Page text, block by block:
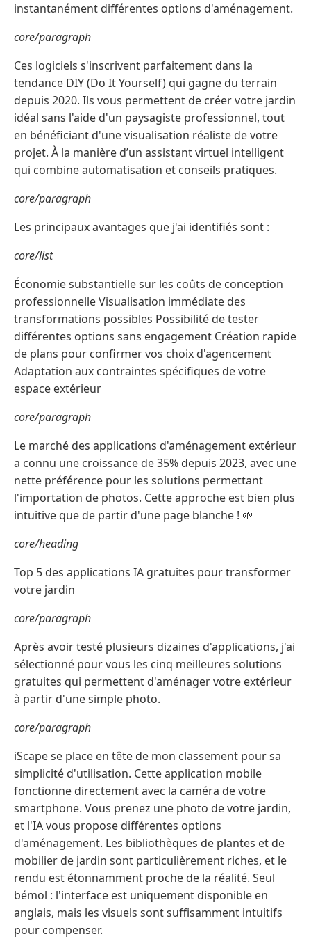
instantanément différentes options d'aménagement.
core/paragraph
Ces logiciels s'inscrivent parfaitement dans la
tendance DIY (Do It Yourself) qui gagne du terrain
depuis 2020. Ils vous permettent de créer votre jardin
idéal sans l'aide d'un paysagiste professionnel, tout
en bénéficiant d'une visualisation réaliste de votre
projet. À la manière d’un assistant virtuel intelligent
qui combine automatisation et conseils pratiques.
core/paragraph
Les principaux avantages que j'ai identifiés sont :
core/list
Économie substantielle sur les coûts de conception
professionnelle Visualisation immédiate des
transformations possibles Possibilité de tester
différentes options sans engagement Création rapide
de plans pour confirmer vos choix d'agencement
Adaptation aux contraintes spécifiques de votre
espace extérieur
core/paragraph
Le marché des applications d'aménagement extérieur
a connu une croissance de 35% depuis 2023, avec une
nette préférence pour les solutions permettant
l'importation de photos. Cette approche est bien plus
intuitive que de partir d'une page blanche ! 🌱
core/heading
Top 5 des applications IA gratuites pour transformer
votre jardin
core/paragraph
Après avoir testé plusieurs dizaines d'applications, j'ai
sélectionné pour vous les cinq meilleures solutions
gratuites qui permettent d'aménager votre extérieur
à partir d'une simple photo.
core/paragraph
iScape se place en tête de mon classement pour sa
simplicité d'utilisation. Cette application mobile
fonctionne directement avec la caméra de votre
smartphone. Vous prenez une photo de votre jardin,
et l'IA vous propose différentes options
d'aménagement. Les bibliothèques de plantes et de
mobilier de jardin sont particulièrement riches, et le
rendu est étonnamment proche de la réalité. Seul
bémol : l'interface est uniquement disponible en
anglais, mais les visuels sont suffisamment intuitifs
pour compenser.